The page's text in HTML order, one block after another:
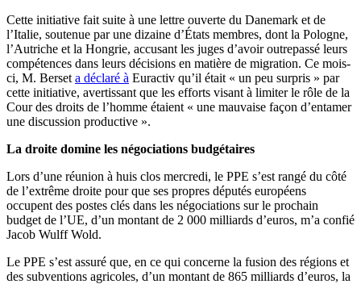
Cette initiative fait suite à une lettre ouverte du Danemark et de
l’Italie, soutenue par une dizaine d’États membres, dont la Pologne,
l’Autriche et la Hongrie, accusant les juges d’avoir outrepassé leurs
compétences dans leurs décisions en matière de migration. Ce mois-
ci, M. Berset a déclaré à Euractiv qu’il était « un peu surpris » par
cette initiative, avertissant que les efforts visant à limiter le rôle de la
Cour des droits de l’homme étaient « une mauvaise façon d’entamer
une discussion productive ».
La droite domine les négociations budgétaires
Lors d’une réunion à huis clos mercredi, le PPE s’est rangé du côté
de l’extrême droite pour que ses propres députés européens
occupent des postes clés dans les négociations sur le prochain
budget de l’UE, d’un montant de 2 000 milliards d’euros, m’a confié
Jacob Wulff Wold.
Le PPE s’est assuré que, en ce qui concerne la fusion des régions et
des subventions agricoles, d’un montant de 865 milliards d’euros, la